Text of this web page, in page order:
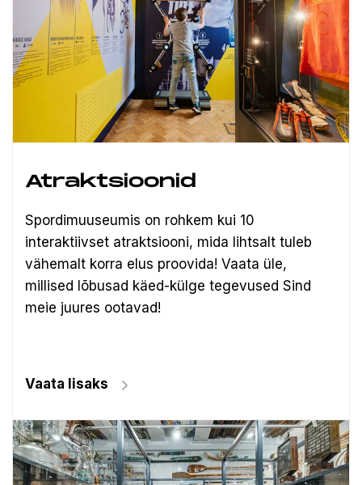
Atraktsioonid
Spordimuuseumis on rohkem kui 10
interaktiivset atraktsiooni, mida lihtsalt tuleb
vähemalt korra elus proovida! Vaata üle,
millised lõbusad käed-külge tegevused Sind
meie juures ootavad!
Vaata lisaks